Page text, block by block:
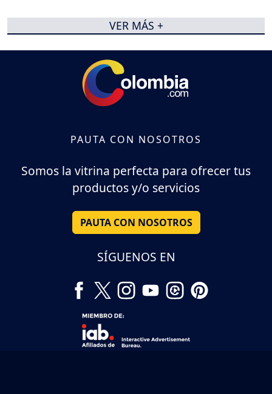
VER MÁS +
PAUTA CON NOSOTROS
Somos la vitrina perfecta para ofrecer tus
productos y/o servicios
PAUTA CON NOSOTROS
SÍGUENOS EN